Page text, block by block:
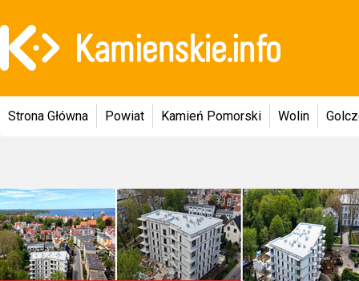
Strona Główna Powiat Kamień Pomorski Wolin